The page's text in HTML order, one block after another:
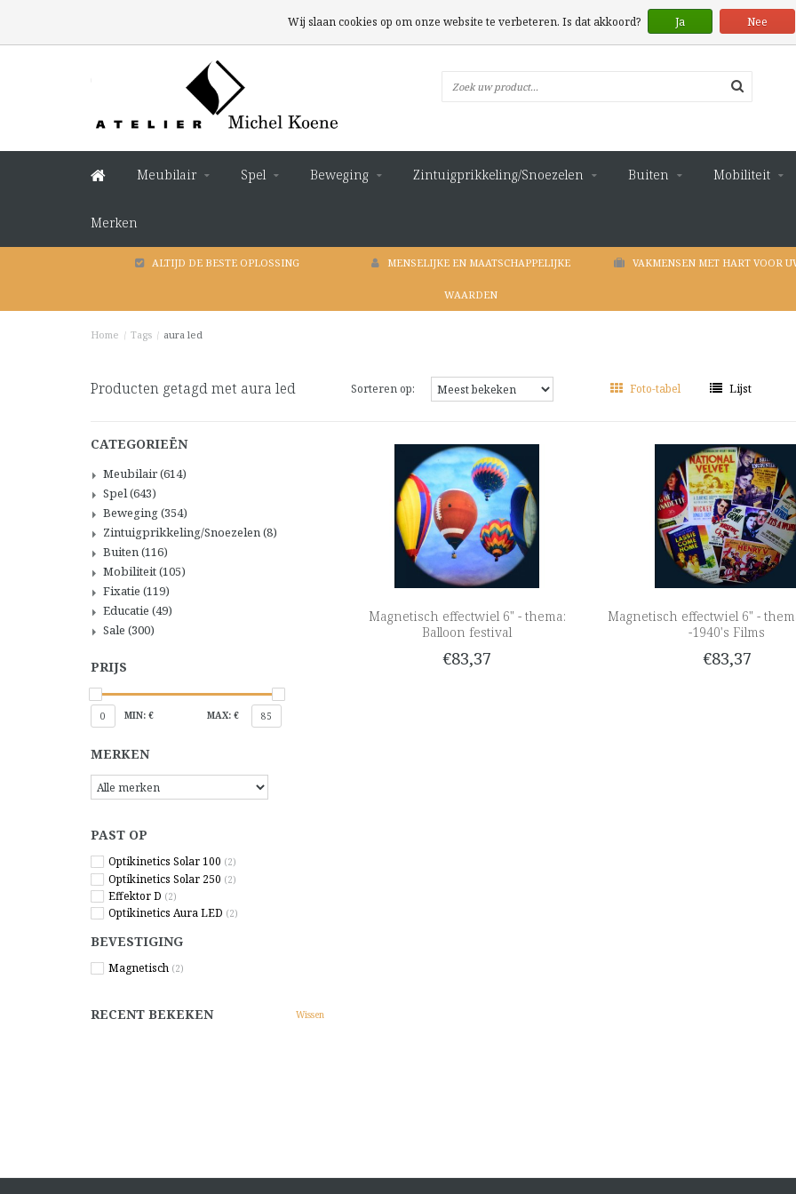
Meubilair Spel Beweging Zintuigprikkeling/Snoezelen Buiten Mobiliteit
Merken
ALTIJD DE BESTE OPLOSSING MENSELIJKE EN MAATSCHAPPELIJKE
WAARDEN
VAKMENSEN MET HART VOOR
Home / Tags / aura led
Producten getagd met aura led Sorteren op: Foto-tabel Lijst
CATEGORIEËN
Meubilair(614)
Spel(643)
Beweging(354)
Zintuigprikkeling/Snoezelen(8)
Buiten(116)
Mobiliteit(105)
Fixatie (119)
Educatie (49)
Sale (300)
PRIJS
0 MIN: € MAX: € 85
MERKEN
PAST OP
Optikinetics Solar 100 (2)
Optikinetics Solar 250 (2)
Effektor D (2)
Optikinetics Aura LED (2)
BEVESTIGING
Magnetisch (2)
RECENT BEKEKEN Wissen
Magnetisch effectwiel 6" - thema:
Balloon festival
€83,37
Magnetisch effectwiel 6" -
-1940's Films
€83,37
Wij slaan cookies op om onze website te verbeteren. Is dat akkoord? Ja Nee